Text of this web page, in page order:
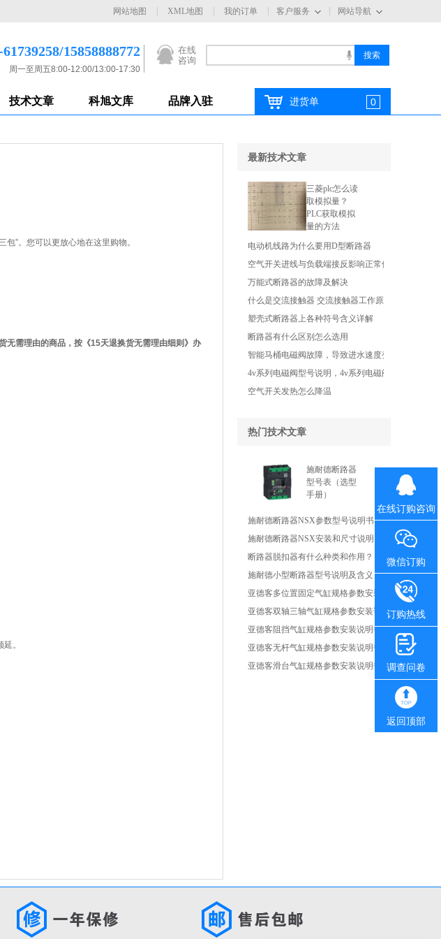
网站导航
客户服务
网站地图 XML地图 我的订单
在线
咨询
15858888772
周一至周五8:00-12:00/13:00-17:30
技术文章 科旭文库 品牌入驻 进货单 0
”。您可以更放心地在这里购物。
无需理由的商品，按《15天退换货无需理由细则》办
。
最新技术文章
三菱plc怎么读
取模拟量？
PLC获取模拟
量的方法
电动机线路为什么要用D型断路器
空气开关进线与负载端接反影响正常使用吗
万能式断路器的故障及解决
什么是交流接触器 交流接触器工作原理
塑壳式断路器上各种符号含义详解
断路器有什么区别怎么选用
智能马桶电磁阀故障，导致进水速度变慢了怎
4v系列电磁阀型号说明，4v系列电磁阀工作原
空气开关发热怎么降温
热门技术文章
施耐德断路器
型号表（选型
手册）
施耐德断路器NSX参数型号说明书
施耐德断路器NSX安装和尺寸说明
断路器脱扣器有什么种类和作用？
施耐德小型断路器型号说明及含义
亚德客多位置固定气缸规格参数安装说明书
亚德客双轴三轴气缸规格参数安装说明书
亚德客阻挡气缸规格参数安装说明书
亚德客无杆气缸规格参数安装说明书
亚德客滑台气缸规格参数安装说明书
在线订购咨询
微信订购
订购热线
调查问卷
返回顶部